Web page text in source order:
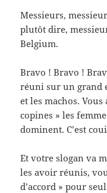
Messieurs,
plutôt dire,
Belgium.
Bravo ! Bravo !
réuni sur un grand
et les machos.
copines » les
dominent. C’est
Et votre slogan va
les avoir réunis,
d’accord » pour